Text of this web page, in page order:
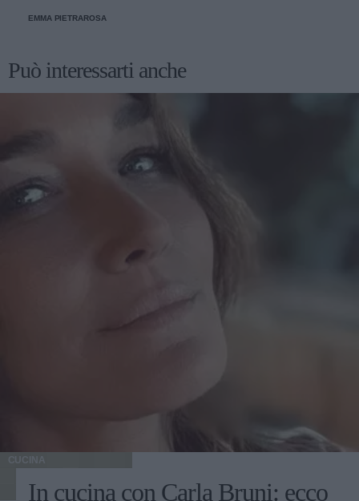
EMMA PIETRAROSA
Può interessarti anche
CUCINA
In cucina con Carla Bruni: ecco